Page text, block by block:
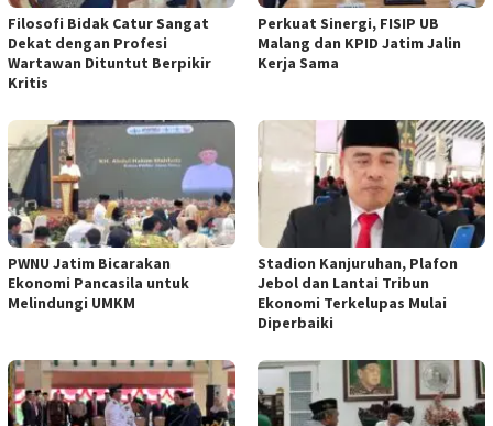
Filosofi Bidak Catur Sangat
Dekat dengan Profesi
Wartawan Dituntut Berpikir
Kritis
Perkuat Sinergi, FISIP UB
Malang dan KPID Jatim Jalin
Kerja Sama
PWNU Jatim Bicarakan
Ekonomi Pancasila untuk
Melindungi UMKM
Stadion Kanjuruhan, Plafon
Jebol dan Lantai Tribun
Ekonomi Terkelupas Mulai
Diperbaiki